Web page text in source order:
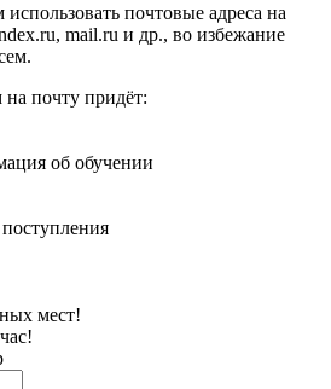
почтовые адреса на
mail.ru и др., во избежание
почту придёт:
об обучении
мест!